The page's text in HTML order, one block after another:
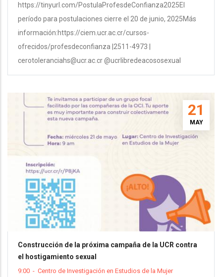
https://tinyurl.com/PostulaProfesdeConfianza2025El
período para postulaciones cierre el 20 de junio, 2025Más
información:https://ciem.ucr.ac.cr/cursos-
ofrecidos/profesdeconfianza |2511-4973 |
cerotoleranciahs@ucr.ac.cr @ucrlibredeacososexual
21
MAY
Construcción de la próxima campaña de la UCR contra
el hostigamiento sexual
9:00 - Centro de Investigación en Estudios de la Mujer